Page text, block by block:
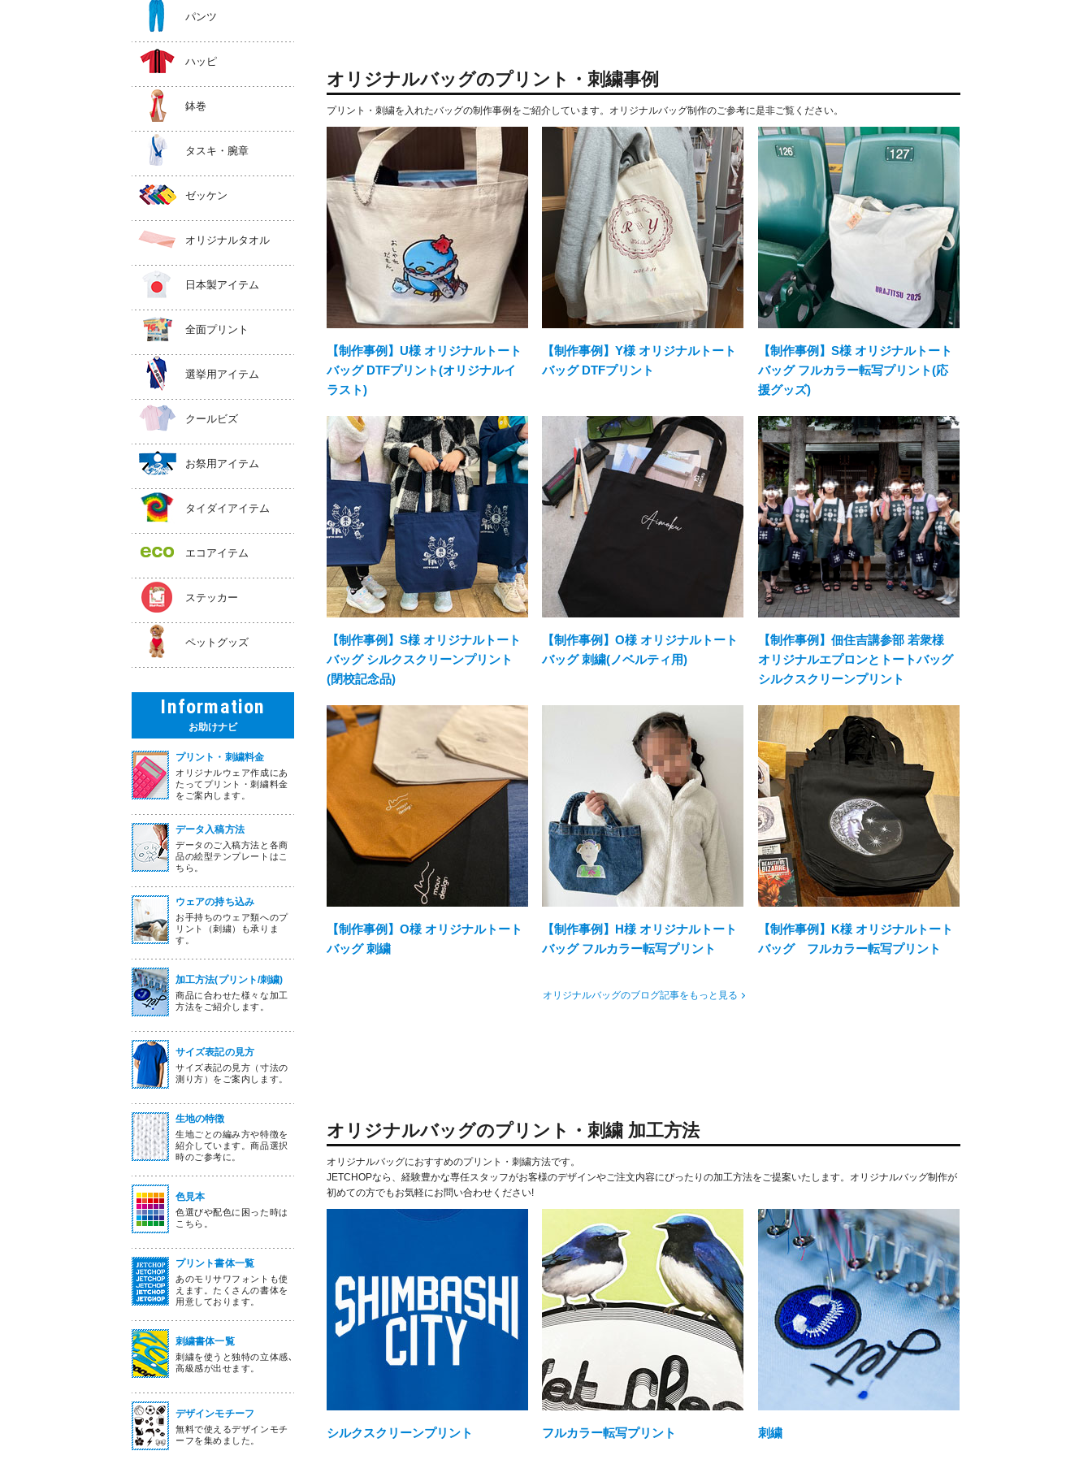
パンツ
ハッピ
鉢巻
タスキ・腕章
ゼッケン
オリジナルタオル
日本製アイテム
全面プリント
選挙用アイテム
クールビズ
お祭用アイテム
タイダイアイテム
エコアイテム
ステッカー
ペットグッズ
Information
お助けナビ
プリント・刺繍料金
オリジナルウェア作成にあ
たってプリント・刺繍料金
をご案内します。
データ入稿方法
データのご入稿方法と各商
品の絵型テンプレートはこ
ちら。
ウェアの持ち込み
お手持ちのウェア類へのプ
リント（刺繍）も承りま
す。
加工方法(プリント/刺繍)
商品に合わせた様々な加工
方法をご紹介します。
サイズ表記の見方
サイズ表記の見方（寸法の
測り方）をご案内します。
生地の特徴
生地ごとの編み方や特徴を
紹介しています。商品選択
時のご参考に。
色見本
色選びや配色に困った時は
こちら。
プリント書体一覧
あのモリサワフォントも使
えます。たくさんの書体を
用意しております。
刺繍書体一覧
刺繍を使うと独特の立体感､
高級感が出せます。
デザインモチーフ
無料で使えるデザインモチ
ーフを集めました。
オリジナルバッグのプリント・刺繍事例
プリント・刺繍を入れたバッグの制作事例をご紹介しています。オリジナルバッグ制作のご参考に是非ご覧ください。
【制作事例】U様 オリジナルトート
バッグ DTFプリント(オリジナルイ
ラスト)
【制作事例】Y様 オリジナルトート
バッグ DTFプリント
【制作事例】S様 オリジナルトート
バッグ フルカラー転写プリント(応
援グッズ)
【制作事例】S様 オリジナルトート
バッグ シルクスクリーンプリント
(閉校記念品)
【制作事例】O様 オリジナルトート
バッグ 刺繍(ノベルティ用)
【制作事例】佃住吉講参部 若衆様
オリジナルエプロンとトートバッグ
シルクスクリーンプリント
【制作事例】O様 オリジナルトート
バッグ 刺繍
【制作事例】H様 オリジナルトート
バッグ フルカラー転写プリント
【制作事例】K様 オリジナルトート
バッグ フルカラー転写プリント
オリジナルバッグのブログ記事をもっと見る
オリジナルバッグのプリント・刺繍 加工方法
オリジナルバッグにおすすめのプリント・刺繍方法です。
JETCHOPなら、経験豊かな専任スタッフがお客様のデザインやご注文内容にぴったりの加工方法をご提案いたします。オリジナルバッグ制作が
初めての方でもお気軽にお問い合わせください!
シルクスクリーンプリント フルカラー転写プリント 刺繍